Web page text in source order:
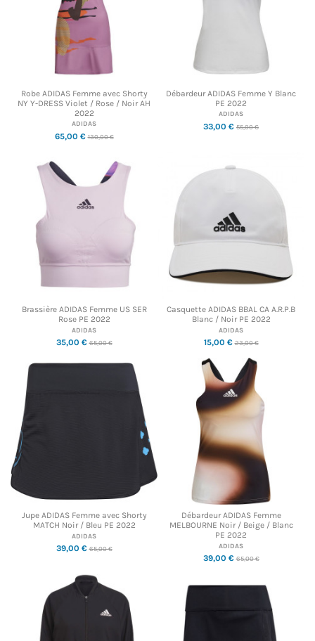
Robe ADIDAS Femme avec Shorty
NY Y-DRESS Violet / Rose / Noir AH
2022
ADIDAS
65,00 €130,00 €
Débardeur ADIDAS Femme Y Blanc
PE 2022
ADIDAS
33,00 € 55,00 €
Brassière ADIDAS Femme US SER
Rose PE 2022
ADIDAS
35,00 €65,00 €
Casquette ADIDAS BBAL CA A.R.P.B
Blanc / Noir PE 2022
ADIDAS
15,00 €23,00 €
Jupe ADIDAS Femme avec Shorty
MATCH Noir / Bleu PE 2022
ADIDAS
39,00 €65,00 €
Débardeur ADIDAS Femme
MELBOURNE Noir / Beige / Blanc
PE 2022
ADIDAS
39,00 €65,00 €